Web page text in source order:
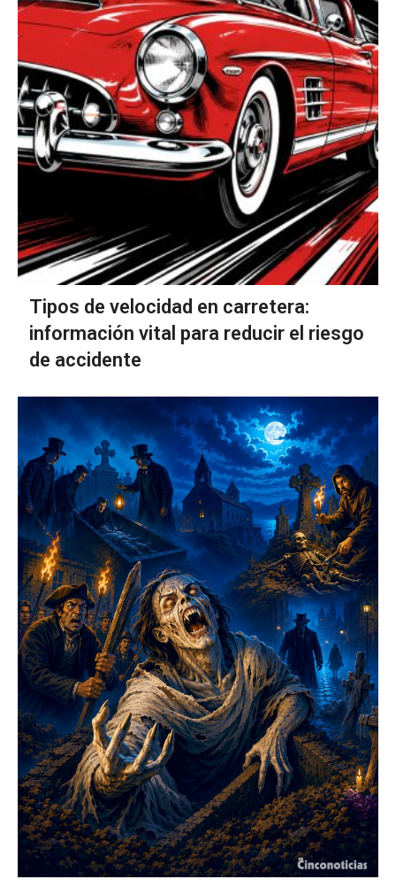
Tipos de velocidad en carretera:
información vital para reducir el riesgo
de accidente